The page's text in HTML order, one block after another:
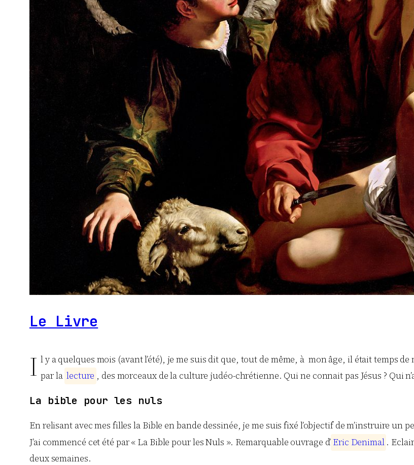
Le Livre
I l y a quelques mois (avant l’été), je me suis dit que, tout de même, à mon âge, il était temps
par la lecture , des morceaux de la culture judéo-chrétienne. Qui ne connait pas Jésus ? Qui
La bible pour les nuls
En relisant avec mes filles la Bible en bande dessinée, je me suis fixé l’objectif de m’instruire un
J’ai commencé cet été par « La Bible pour les Nuls ». Remarquable ouvrage d’ Eric Denimal .
deux semaines.